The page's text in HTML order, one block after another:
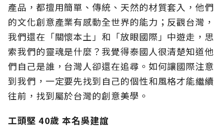
產品，都擅用簡單、傳統、天然的材質套入，他們
的文化創意產業有感動全世界的能力；反觀台灣，
我們還在「關懷本土」和「放眼國際」中遊走，思
索我們的靈魂是什麼？我覺得泰國人很清楚知道他
們自己是誰，台灣人卻還在追尋。如何讓國際注意
到我們，一定要先找到自己的個性和風格才能繼續
往前，找到屬於台灣的創意美學。
工頭堅 40歲 本名吳建誼